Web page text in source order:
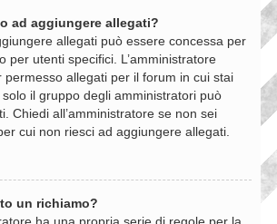
ad aggiungere allegati?
allegati può essere concessa per
per utenti specifici. L’amministratore
permesso allegati per il forum in cui stai
il gruppo degli amministratori può
Chiedi all’amministratore se non sei
cui non riesci ad aggiungere allegati.
un richiamo?